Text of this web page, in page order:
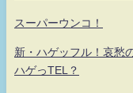
スーパーウンコ！
新・ハゲッフル！哀愁
ハゲっTEL？